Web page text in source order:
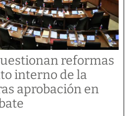
reformas
interno de la
aprobación en